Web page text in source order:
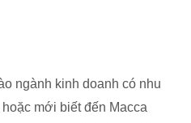
ngành kinh doanh có nhu
mới biết đến Macca